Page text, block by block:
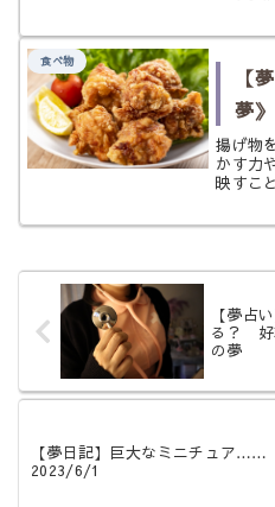
く読み
食べ物
【
夢
サ
油
揚げ物
かす力
映すこ
を消す
【夢占
る？ 好
の夢
【夢日記】巨大なミニチュア……
2023/6/1